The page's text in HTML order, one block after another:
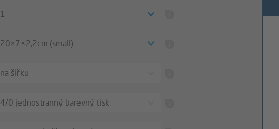
1
20×7×2,2cm (small)
na šířku
4/0 jednostranný barevný tisk